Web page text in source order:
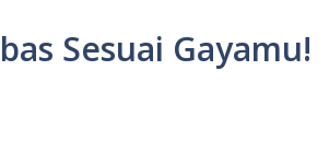
Sesuai Gayamu!